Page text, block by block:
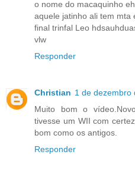
o nome do macaquinho
aquele jatinho ali tem mta
final trinfal Leo
vlw
Responder
Christian 1 de dezembro
Muito bom o
tivesse um WII com
bom como os antigos.
Responder